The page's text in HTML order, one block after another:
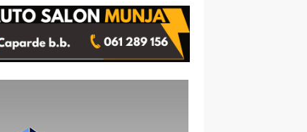
uslijedile kazne